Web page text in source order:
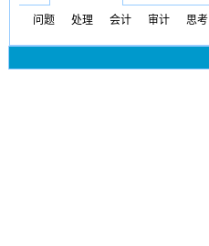
问题 处理 会计 审计 思考